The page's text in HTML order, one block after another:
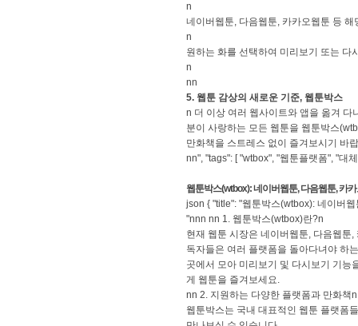
n
네이버웹툰, 다음웹툰, 카카오웹툰 등
n
원하는 화를 선택하여 미리보기 또는 다
n
nn
5. 웹툰 감상의 새로운 기준, 웹툰박스
n 더 이상 여러 웹사이트와 앱을 옮겨 다
분이 사랑하는 모든 웹툰을 웹툰박스
만화책을 스트레스 없이 즐겨보시기 바
nn", "tags": [ "wtbox", "웹툰플랫폼", "대
웹툰박스(wtbox): 네이버웹툰, 다음웹툰, 카
json { "title": "웹툰박스(wtbox): 네이버
"nnn nn 1. 웹툰박스(wtbox)란?n
현재 웹툰 시장은 네이버웹툰, 다음웹툰
독자들은 여러 플랫폼을 돌아다녀야 하
곳에서 모아 미리보기 및 다시보기 기능
게 웹툰을 즐겨보세요.
nn 2. 지원하는 다양한 플랫폼과 만화책n
웹툰박스는 국내 대표적인 웹툰 플랫폼